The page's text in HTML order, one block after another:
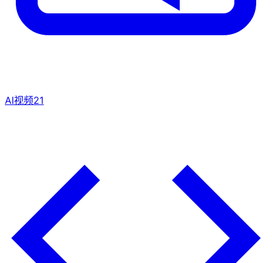
AI视频21